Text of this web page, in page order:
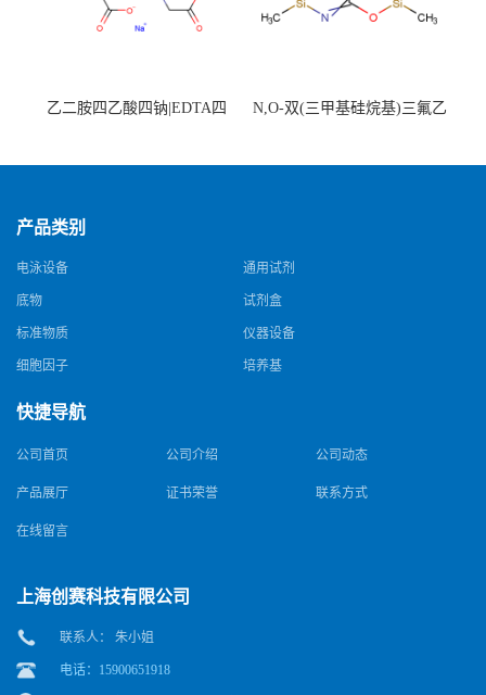
乙二胺四乙酸四钠|EDTA四
N,O-双(三甲基硅烷基)三氟乙
产品类别
电泳设备 通用试剂
底物 试剂盒
标准物质 仪器设备
细胞因子 培养基
快捷导航
公司首页 公司介绍 公司动态
产品展厅 证书荣誉 联系方式
在线留言
上海创赛科技有限公司
联系人： 朱小姐
电话：15900651918